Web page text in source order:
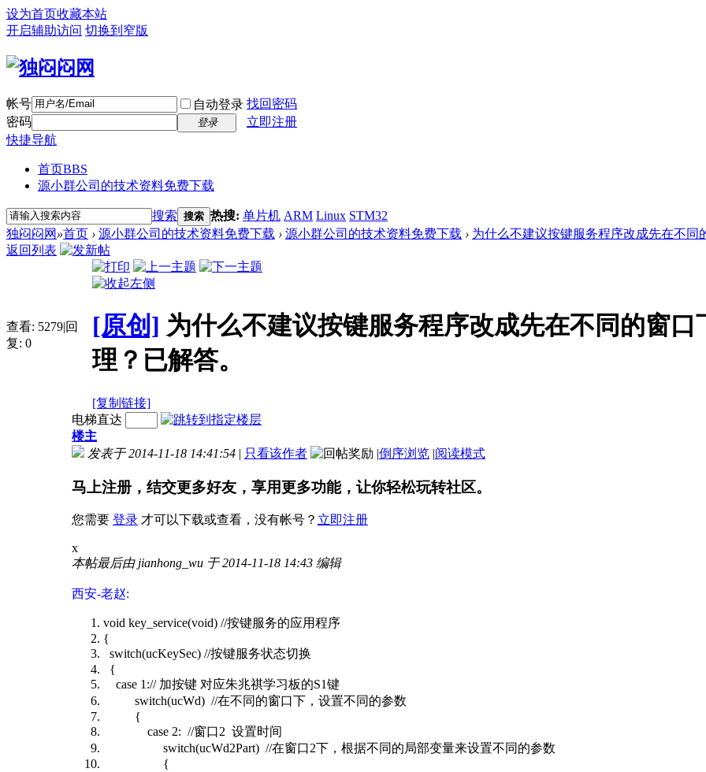
设为首页收藏本站
开启辅助访问 切换到窄版
帐号 自动登录 找回密码
密码
登录
立即注册
快捷导航
首页BBS
源小群公司的技术资料免费下载
搜索 搜索 热搜: 单片机 ARM Linux STM32
独闷闷网 »首页 › 源小群公司的技术资料免费下载 › 源小群公司的技术资料免费下载 › 为什么不建议按键服务程序改成先在不同
返回列表
查看: 5279|回
复: 0
[原创] 为什么不建议按键服务程序改成先在不同的窗
理？已解答。
[复制链接]
电梯直达
楼主
发表于 2014-11-18 14:41:54 | 只看该作者 |倒序浏览 |阅读模式
马上注册，结交更多好友，享用更多功能，让你轻松玩转社区。
您需要 登录 才可以下载或查看，没有帐号？ 立即注册
x
本帖最后由 jianhong_wu 于 2014-11-18 14:43 编辑
西安-老赵:
void key_service(void) //按键服务的应用程序
{
switch(ucKeySec) //按键服务状态切换
{
case 1:// 加按键 对应朱兆祺学习板的S1键
switch(ucWd) //在不同的窗口下，设置不同的参数
{
case 2: //窗口2 设置时间
switch(ucWd2Part) //在窗口2下，根据不同的局部变量来设置不同的参数
{